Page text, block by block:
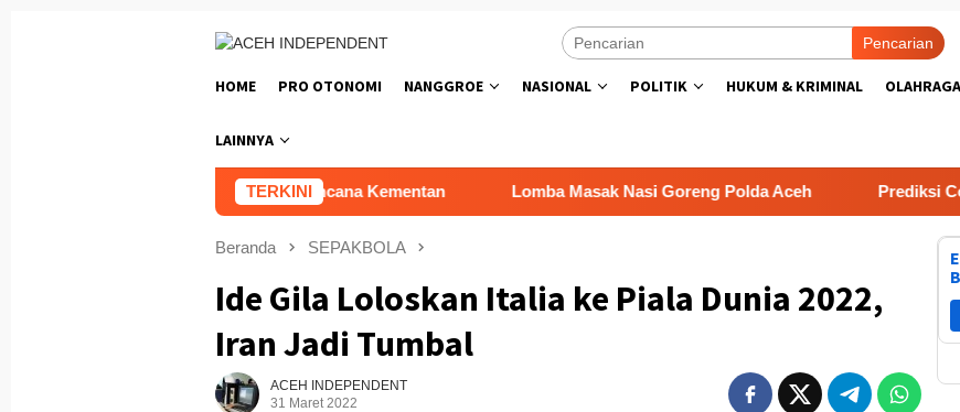
Pencarian
HOME PRO OTONOMI NANGGROE NASIONAL POLITIK HUKUM & KRIMINAL OLAHRAGA
LAINNYA
TERKINI
Triliunan Dana Bencana Kementan Lomba Masak Nasi Goreng Polda Aceh Prediksi Coventry City vs
Beranda SEPAKBOLA
Ide Gila Loloskan Italia ke Piala Dunia 2022,
Iran Jadi Tumbal
ACEH INDEPENDENT
31 Maret 2022